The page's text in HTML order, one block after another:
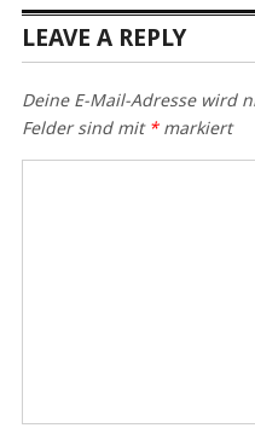
LEAVE A REPLY
Deine E-Mail-Adresse wird
Felder sind mit *markiert